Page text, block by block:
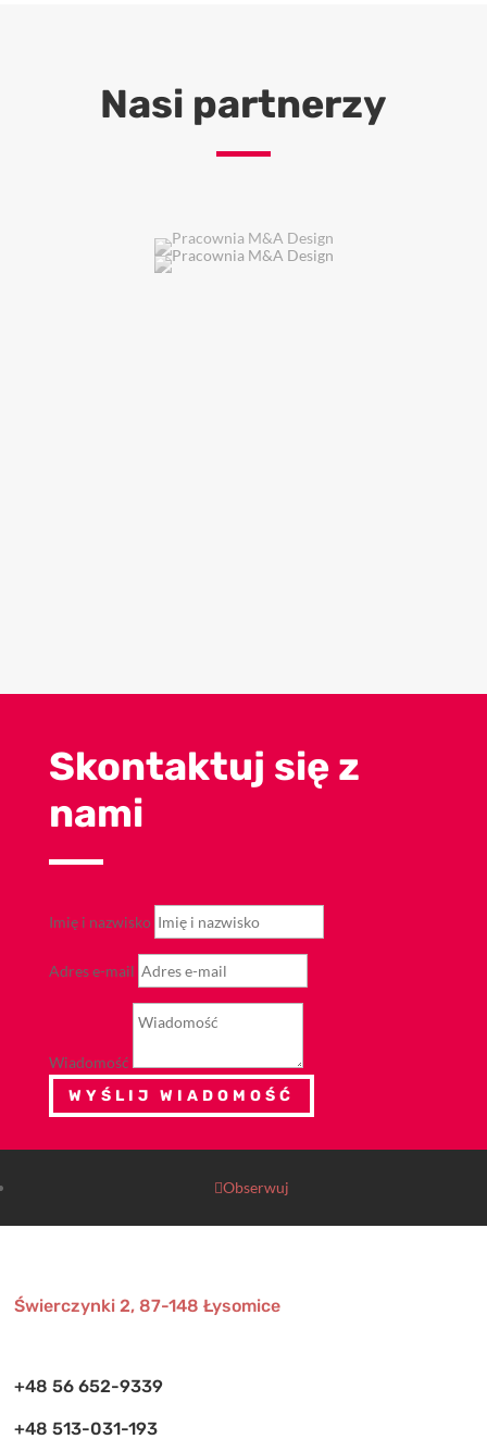
Nasi partnerzy
Skontaktuj się z
nami
Imię i nazwisko
Adres e-mail
Wiadomość
WYŚLIJ WIADOMOŚĆ
Obserwuj
Świerczynki 2, 87-148 Łysomice
+48 56 652-9339
+48 513-031-193